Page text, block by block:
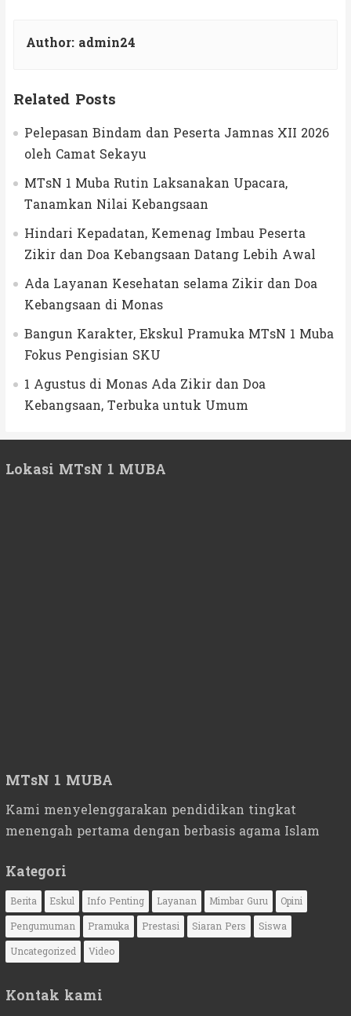
Author: admin24
Related Posts
Pelepasan Bindam dan Peserta Jamnas XII 2026
oleh Camat Sekayu
MTsN 1 Muba Rutin Laksanakan Upacara,
Tanamkan Nilai Kebangsaan
Hindari Kepadatan, Kemenag Imbau Peserta
Zikir dan Doa Kebangsaan Datang Lebih Awal
Ada Layanan Kesehatan selama Zikir dan Doa
Kebangsaan di Monas
Bangun Karakter, Ekskul Pramuka MTsN 1 Muba
Fokus Pengisian SKU
1 Agustus di Monas Ada Zikir dan Doa
Kebangsaan, Terbuka untuk Umum
Lokasi MTsN 1 MUBA
MTsN 1 MUBA
Kami menyelenggarakan pendidikan tingkat
menengah pertama dengan berbasis agama Islam
Kategori
Berita Eskul Info Penting Layanan Mimbar Guru
Opini
Pengumuman
Pramuka Prestasi Siaran Pers
Siswa
Uncategorized
Video
Kontak kami